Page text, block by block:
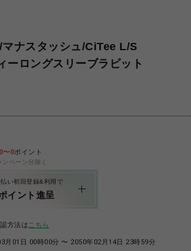
ナスタッシュ/CiTee L/S
ーロングスリーブラビット
0〜0ポイント
ペーン分除く
い初回登録&利用で
イント進呈
方法は こちら
月01日 00時00分 〜 2050年02月14日 23時59分